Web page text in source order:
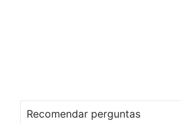
Recomendar perguntas